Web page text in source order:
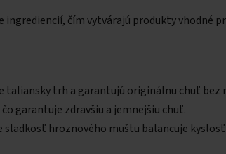
čím vytvárajú produkty vhodné
taliansky trh a garantujú originálnu chuť bez
garantuje zdravšiu a jemnejšiu chuť.
sladkosť hroznového muštu balancuje